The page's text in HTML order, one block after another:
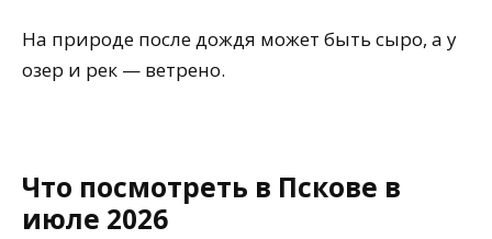
На природе после дождя может быть сыро, а у
озер и рек — ветрено.
Что посмотреть в Пскове в
июле 2026